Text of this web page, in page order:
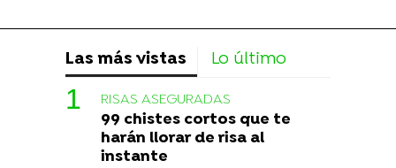
Las más vistas Lo último
RISAS ASEGURADAS
99 chistes cortos que te
harán llorar de risa al
instante